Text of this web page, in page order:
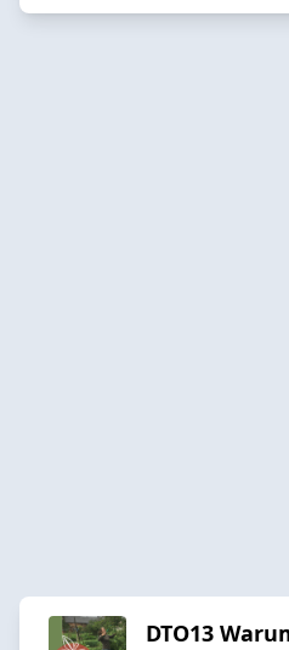
DTO13